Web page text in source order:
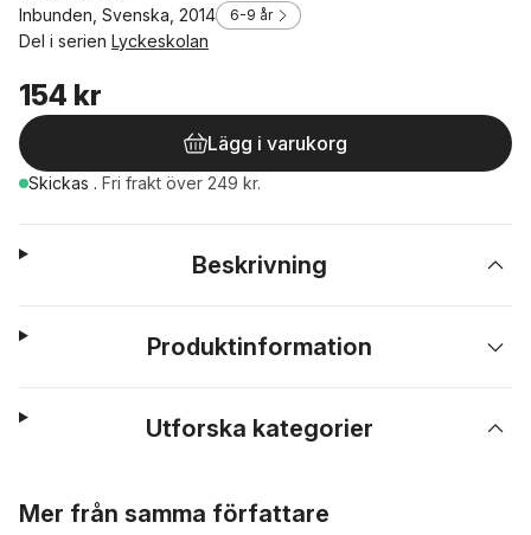
Inbunden, Svenska, 2014
6-9 år
Del i serien Lyckeskolan
154 kr
Lägg i varukorg
Skickas . Fri frakt över 249 kr.
Beskrivning
Produktinformation
Utforska kategorier
Mer från samma författare